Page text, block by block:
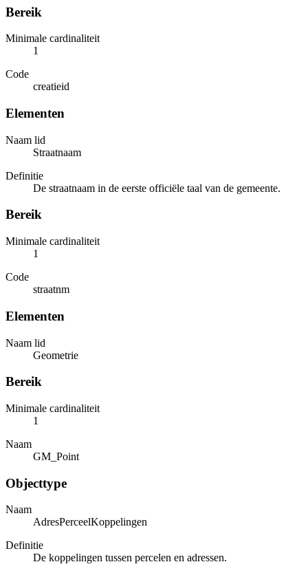
Bereik
Minimale cardinaliteit
1
Code
creatieid
Elementen
Naam lid
Straatnaam
Definitie
De straatnaam in de eerste officiële taal van de gemeente.
Bereik
Minimale cardinaliteit
1
Code
straatnm
Elementen
Naam lid
Geometrie
Bereik
Minimale cardinaliteit
1
Naam
GM_Point
Objecttype
Naam
AdresPerceelKoppelingen
Definitie
De koppelingen tussen percelen en adressen.